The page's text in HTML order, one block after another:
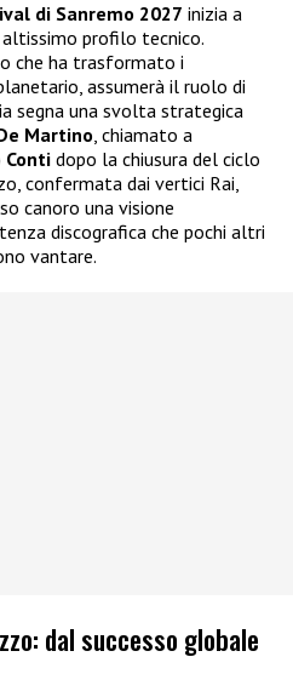
di Sanremo 2027 inizia a
profilo tecnico.
che ha trasformato i
assumerà il ruolo di
segna una svolta strategica
Martino, chiamato a
Conti dopo la chiusura del ciclo
confermata dai vertici Rai,
canoro una visione
discografica che pochi altri
vantare.
dal successo globale